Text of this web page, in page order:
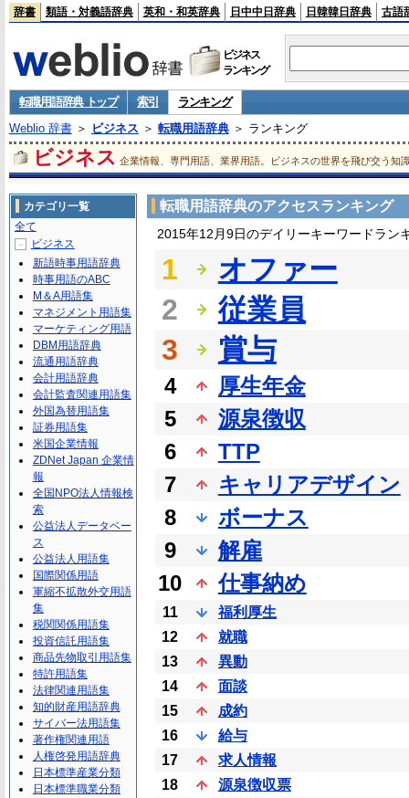
辞書 類語・対義語辞典 英和・和英辞典 日中中日辞典 日韓韓日辞典 古語
ビジネス
ランキング
転職用語辞典 トップ 索引
ランキング
Weblio 辞書＞ ビジネス ＞ 転職用語辞典＞ ランキング
ビジネス 企業情報、専門用語、業界用語。ビジネスの世界を飛び交う知
転職用語辞典のアクセスランキング
2015年12月9日のデイリーキーワードラン
1
オファー
2
従業員
3
賞与
4
厚生年金
5
源泉徴収
6
TTP
7
キャリアデザイン
8
ボーナス
9
解雇
10
仕事納め
11
福利厚生
12
就職
13
異動
14
面談
15
成約
16
給与
17
求人情報
18
源泉徴収票
カテゴリ一覧
全て
－
ビジネス
新語時事用語辞典
時事用語のABC
M＆A用語集
マネジメント用語集
マーケティング用語
DBM用語辞典
流通用語辞典
会計用語辞典
会計監査関連用語集
外国為替用語集
証券用語集
米国企業情報
ZDNet Japan 企業情
報
全国NPO法人情報検
索
公益法人データベー
ス
公益法人用語集
国際関係用語
軍縮不拡散外交用語
集
税関関係用語集
投資信託用語集
商品先物取引用語集
特許用語集
法律関連用語集
知的財産用語辞典
サイバー法用語集
著作権関連用語
人権啓発用語辞典
日本標準産業分類
日本標準職業分類